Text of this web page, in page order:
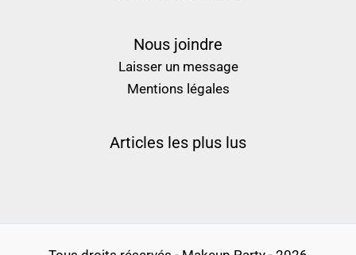
Nous joindre
Laisser un message
Mentions légales
Articles les plus lus